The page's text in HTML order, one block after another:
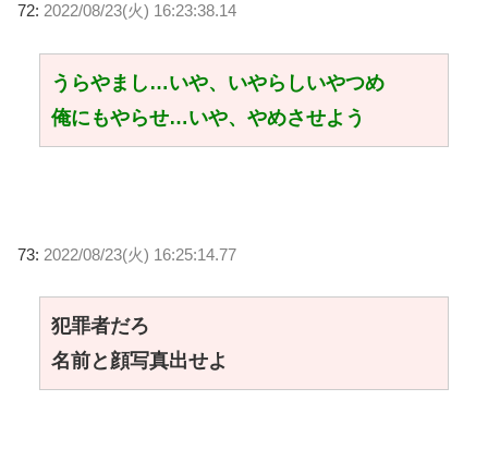
72: 2022/08/23(火) 16:23:38.14
うらやまし…いや、いやらしいやつめ
俺にもやらせ…いや、やめさせよう
73: 2022/08/23(火) 16:25:14.77
犯罪者だろ
名前と顔写真出せよ